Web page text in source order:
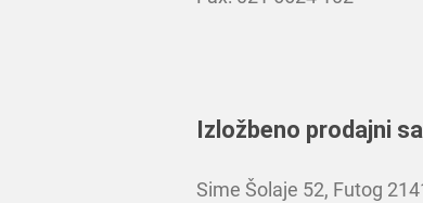
Izložbeno prodajni
Sime Šolaje 52, Futog